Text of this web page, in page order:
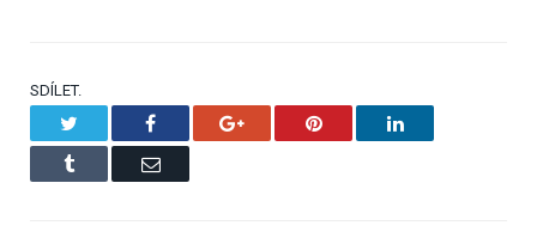
SDÍLET.
Facebook Google+ Pinterest LinkedIn
Tumblr Email